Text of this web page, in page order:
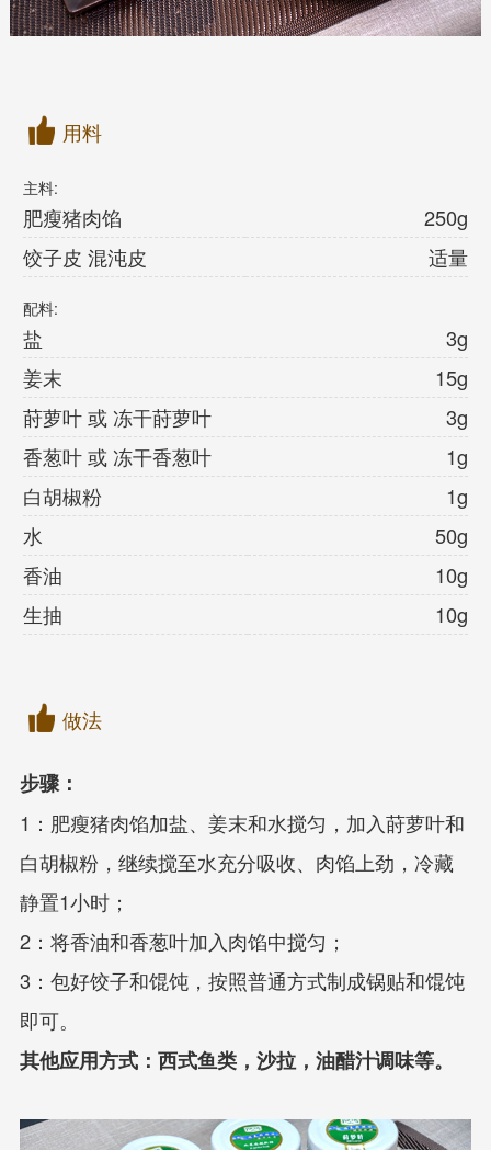
用料
主料:
肥瘦猪肉馅
250g
饺子皮 混沌皮
适量
配料:
盐
3g
姜末
15g
莳萝叶 或 冻干莳萝叶
3g
香葱叶 或 冻干香葱叶
1g
白胡椒粉
1g
水
50g
香油
10g
生抽
10g
做法
步骤：
1：肥瘦猪肉馅加盐、姜末和水搅匀，加入莳萝叶和
白胡椒粉，继续搅至水充分吸收、肉馅上劲，冷藏
静置1小时；
2：将香油和香葱叶加入肉馅中搅匀；
3：包好饺子和馄饨，按照普通方式制成锅贴和馄饨
即可。
其他应用方式：西式鱼类，沙拉，油醋汁调味等。